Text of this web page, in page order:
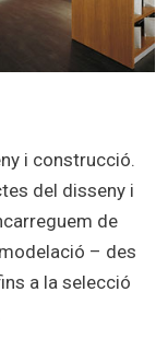
i construcció.
del disseny i
de
– des
a la selecció